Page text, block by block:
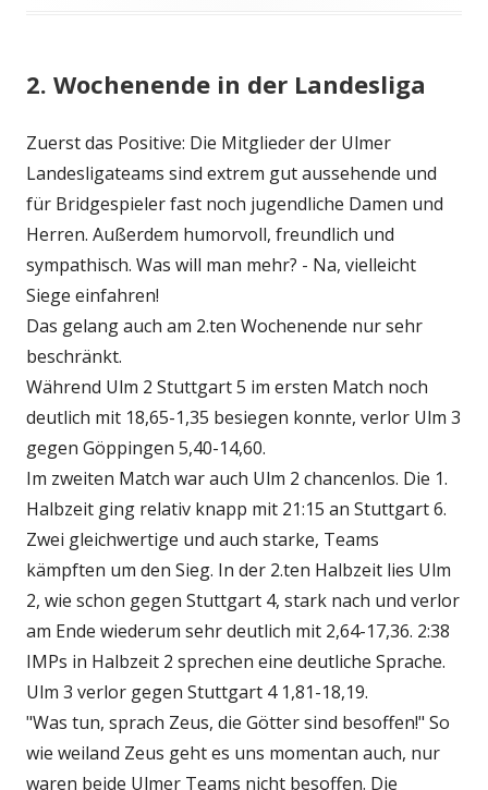
2. Wochenende in der Landesliga
Zuerst das Positive: Die Mitglieder der Ulmer
Landesligateams sind extrem gut aussehende und
für Bridgespieler fast noch jugendliche Damen und
Herren. Außerdem humorvoll, freundlich und
sympathisch. Was will man mehr? - Na, vielleicht
Siege einfahren!
Das gelang auch am 2.ten Wochenende nur sehr
beschränkt.
Während Ulm 2 Stuttgart 5 im ersten Match noch
deutlich mit 18,65-1,35 besiegen konnte, verlor Ulm 3
gegen Göppingen 5,40-14,60.
Im zweiten Match war auch Ulm 2 chancenlos. Die 1.
Halbzeit ging relativ knapp mit 21:15 an Stuttgart 6.
Zwei gleichwertige und auch starke, Teams
kämpften um den Sieg. In der 2.ten Halbzeit lies Ulm
2, wie schon gegen Stuttgart 4, stark nach und verlor
am Ende wiederum sehr deutlich mit 2,64-17,36. 2:38
IMPs in Halbzeit 2 sprechen eine deutliche Sprache.
Ulm 3 verlor gegen Stuttgart 4 1,81-18,19.
"Was tun, sprach Zeus, die Götter sind besoffen!" So
wie weiland Zeus geht es uns momentan auch, nur
waren beide Ulmer Teams nicht besoffen. Die